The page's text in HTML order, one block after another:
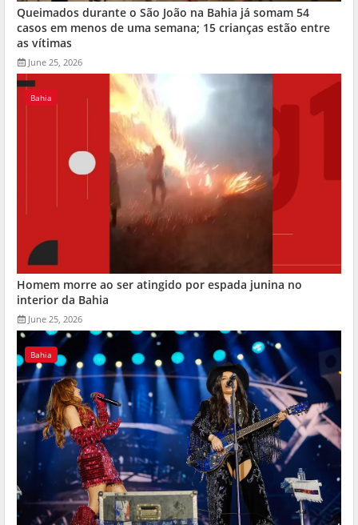
Queimados durante o São João na Bahia já somam 54
casos em menos de uma semana; 15 crianças estão entre
as vítimas
June 25, 2026
Bahia
Homem morre ao ser atingido por espada junina no
interior da Bahia
June 25, 2026
Bahia